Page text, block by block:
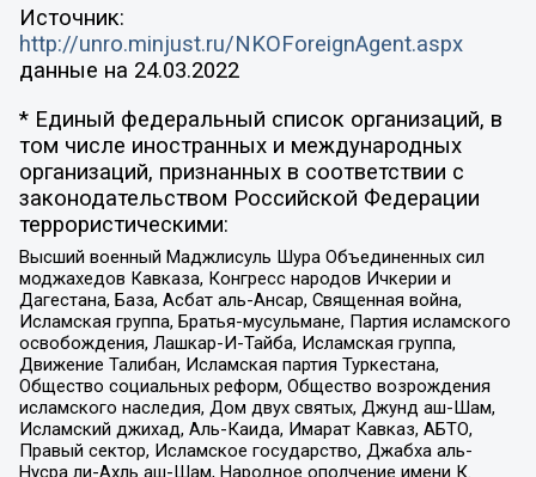
Источник:
http://unro.minjust.ru/NKOForeignAgent.aspx
данные на 24.03.2022
* Единый федеральный список организаций, в
том числе иностранных и международных
организаций, признанных в соответствии с
законодательством Российской Федерации
террористическими:
Высший военный Маджлисуль Шура Объединенных сил
моджахедов Кавказа, Конгресс народов Ичкерии и
Дагестана, База, Асбат аль-Ансар, Священная война,
Исламская группа, Братья-мусульмане, Партия исламского
освобождения, Лашкар-И-Тайба, Исламская группа,
Движение Талибан, Исламская партия Туркестана,
Общество социальных реформ, Общество возрождения
исламского наследия, Дом двух святых, Джунд аш-Шам,
Исламский джихад, Аль-Каида, Имарат Кавказ, АБТО,
Правый сектор, Исламское государство, Джабха аль-
Нусра ли-Ахль аш-Шам, Народное ополчение имени К.